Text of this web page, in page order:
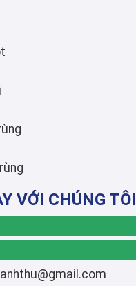
VỚI CHÚNG TÔI